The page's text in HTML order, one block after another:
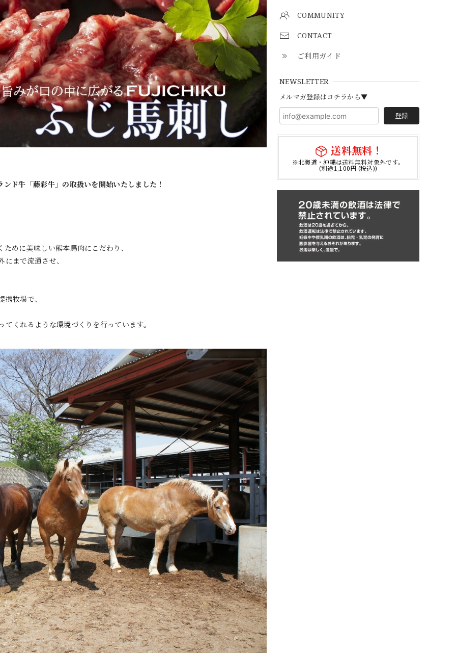
COMMUNITY
CONTACT
ご利用ガイド
NEWSLETTER
メルマガ登録はコチラから▼
登録
送料無料！
※北海道・沖縄は送料無料対象外です。
(別途1,100円 (税込))
ド牛「藤彩牛」の取扱いを開始いたしました！
めに美味しい熊本馬肉にこだわり、
まで流通させ、
牧場で、
くれるような環境づくりを行っています。